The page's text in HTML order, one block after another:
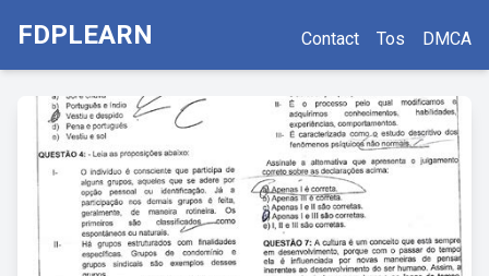
FDPLEARN Contact Tos DMCA